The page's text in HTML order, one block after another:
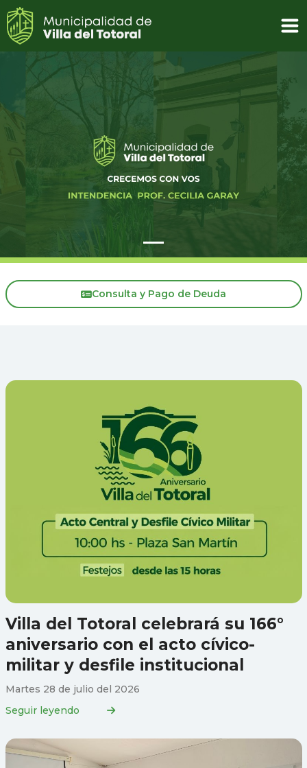
Consulta y Pago de Deuda
Villa del Totoral celebrará su 166°
aniversario con el acto cívico-
militar y desfile institucional
Martes 28 de julio del 2026
Seguir leyendo